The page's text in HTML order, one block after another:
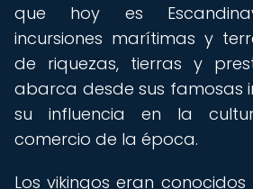
que hoy es
incursiones marítimas y
de riquezas, tierras y
abarca desde sus famosas
su influencia en la
comercio de la época.
Los vikingos eran